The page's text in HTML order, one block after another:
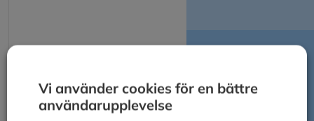
avskrivningar
Vi använder cookies för en bättre
användarupplevelse